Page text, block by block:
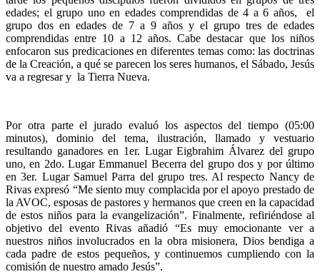
edades; el grupo uno en edades comprendidas de 4 a 6 años, el
grupo dos en edades de 7 a 9 años y el grupo tres de edades
comprendidas entre 10 a 12 años. Cabe destacar que los niños
enfocaron sus predicaciones en diferentes temas como: las doctrinas
de la Creación, a qué se parecen los seres humanos, el Sábado, Jesús
va a regresar y la Tierra Nueva.
Por otra parte el jurado evaluó los aspectos del tiempo (05:00
minutos), dominio del tema, ilustración, llamado y vestuario
resultando ganadores en 1er. Lugar Eigbrahim Álvarez del grupo
uno, en 2do. Lugar Emmanuel Becerra del grupo dos y por último
en 3er. Lugar Samuel Parra del grupo tres. Al respecto Nancy de
Rivas expresó “Me siento muy complacida por el apoyo prestado de
la AVOC, esposas de pastores y hermanos que creen en la capacidad
de estos niños para la evangelización”. Finalmente, refiriéndose al
objetivo del evento Rivas añadió “Es muy emocionante ver a
nuestros niños involucrados en la obra misionera, Dios bendiga a
cada padre de estos pequeños, y continuemos cumpliendo con la
comisión de nuestro amado Jesús”.